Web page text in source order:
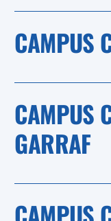
CAMPUS
CAMPUS
GARRAF